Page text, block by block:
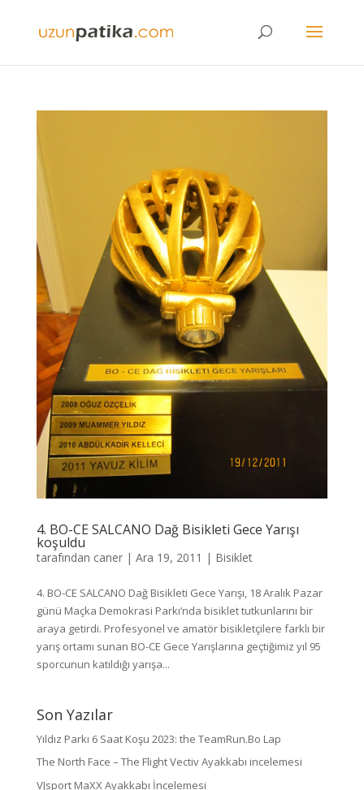
4. BO-CE SALCANO Dağ Bisikleti Gece Yarışı
koşuldu
tarafından caner| Ara 19, 2011 | Bisiklet
4. BO-CE SALCANO Dağ Bisikleti Gece Yarışı, 18 Aralık Pazar
günü Maçka Demokrasi Parkı’nda bisiklet tutkunlarını bir
araya getirdi. Profesyonel ve amatör bisikletçilere farklı bir
yarış ortamı sunan BO-CE Gece Yarışlarına geçtiğimiz yıl 95
sporcunun katıldığı yarışa...
Son Yazılar
Yıldız Parkı 6 Saat Koşu 2023: the TeamRun.Bo Lap
The North Face – The Flight Vectiv Ayakkabı incelemesi
VJsport MaXX Ayakkabı İncelemesi